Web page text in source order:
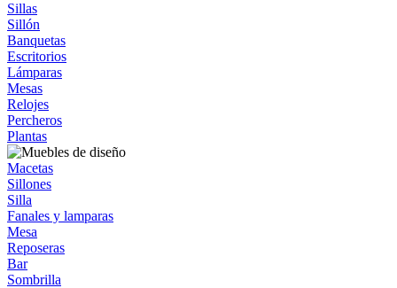
Sillas
Sillón
Banquetas
Escritorios
Lámparas
Mesas
Relojes
Percheros
Plantas
Macetas
Sillones
Silla
Fanales y lamparas
Mesa
Reposeras
Bar
Sombrilla